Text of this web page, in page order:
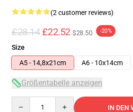
(2 customer reviews)
£28.14 £22.52 $28.50 -20%
Size
A5 - 14,8x21cm
A6 - 10x14cm
Größentabelle anzeigen
IN DEN